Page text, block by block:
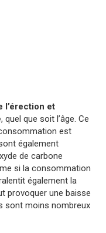
l’érection et
, quel que soit l’âge. Ce
est
également
de carbone
si la consommation
également la
provoquer une baisse
sont moins nombreux